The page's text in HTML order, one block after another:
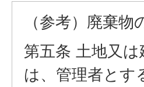
（参考）廃棄
第五条 土地又
は、管理者とす